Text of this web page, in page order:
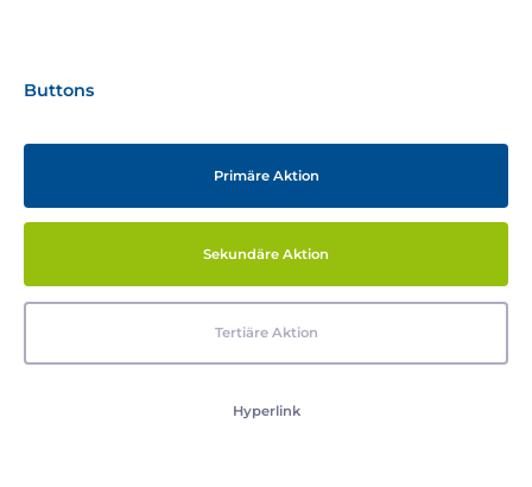
Buttons
Primäre Aktion
Sekundäre Aktion
Tertiäre Aktion
Hyperlink